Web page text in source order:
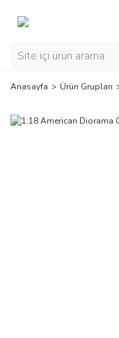
Anasayfa Ürün Grupları